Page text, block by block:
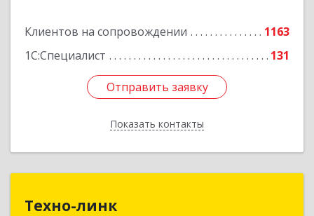
Клиентов на сопровождении
1163
1С:Специалист
131
Отправить заявку
Показать контакты
Подробнее
Отправить заявку
Назад
Техно-линк